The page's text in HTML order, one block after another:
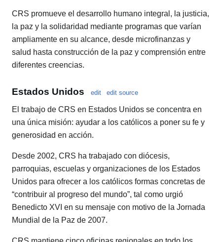
CRS promueve el desarrollo humano integral, la justicia,
la paz y la solidaridad mediante programas que varían
ampliamente en su alcance, desde microfinanzas y
salud hasta construcción de la paz y comprensión entre
diferentes creencias.
Estados Unidos edit edit source
El trabajo de CRS en Estados Unidos se concentra en
una única misión: ayudar a los católicos a poner su fe y
generosidad en acción.
Desde 2002, CRS ha trabajado con diócesis,
parroquias, escuelas y organizaciones de los Estados
Unidos para ofrecer a los católicos formas concretas de
“contribuir al progreso del mundo”, tal como urgió
Benedicto XVI en su mensaje con motivo de la Jornada
Mundial de la Paz de 2007.